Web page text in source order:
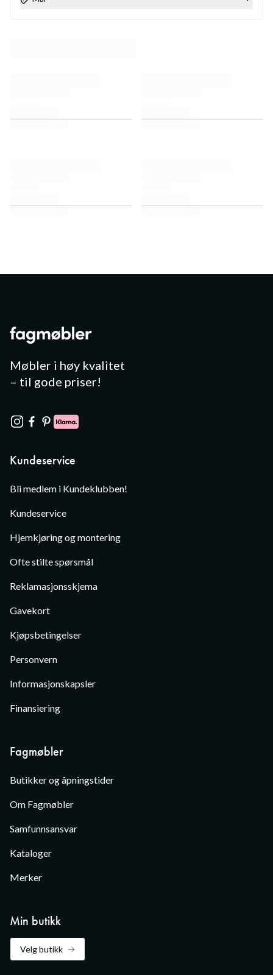
Møbler i høy kvalitet
– til gode priser!
Kundeservice
Bli medlem i Kundeklubben!
Kundeservice
Hjemkjøring og montering
Ofte stilte spørsmål
Reklamasjonsskjema
Gavekort
Kjøpsbetingelser
Personvern
Informasjonskapsler
Finansiering
Fagmøbler
Butikker og åpningstider
Om Fagmøbler
Samfunnsansvar
Kataloger
Merker
Min butikk
Velg butikk